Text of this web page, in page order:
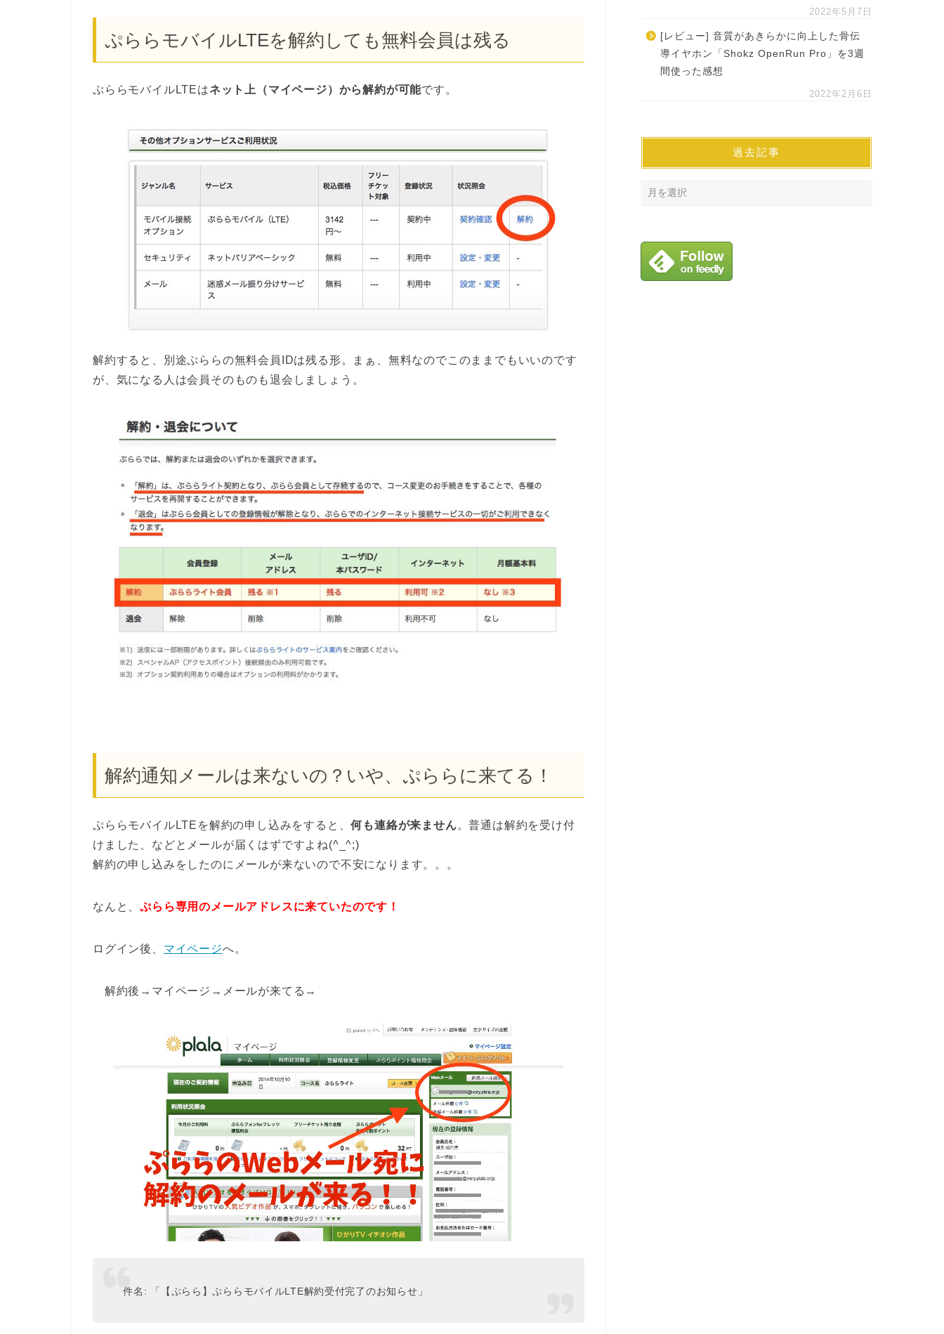
ぷららモバイルLTEを解約しても無料会員は残る
ぷららモバイルLTEはネット上（マイページ）から解約が可能です。
解約すると、別途ぷららの無料会員IDは残る形。まぁ、無料なのでこのままでもいいのです
が、気になる人は会員そのものも退会しましょう。
解約通知メールは来ないの？いや、ぷららに来てる！
ぷららモバイルLTEを解約の申し込みをすると、何も連絡が来ません。普通は解約を受け付
けました、などとメールが届くはずですよね(^_^;)
解約の申し込みをしたのにメールが来ないので不安になります。。。
なんと、ぷらら専用のメールアドレスに来ていたのです！
ログイン後、 マイページへ。
解約後→マイページ→メールが来てる→
件名: 「【ぷらら】ぷららモバイルLTE解約受付完了のお知らせ」
2022年5月7日
[レビュー] 音質があきらかに向上した骨伝
導イヤホン「Shokz OpenRun Pro」を3週
間使った感想
2022年2月6日
過去記事